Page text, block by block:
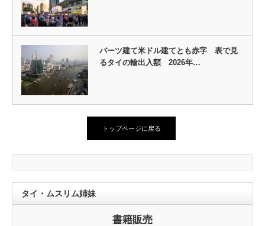
バーツ建て米ドル建てとも赤字 表で見
るタイの輸出入額 2026年…
トップページに戻る
タイ・ムスリム姉妹
書籍販売